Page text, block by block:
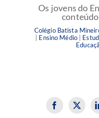
Os jovens do
Colégio Batista
Ensino Médio|